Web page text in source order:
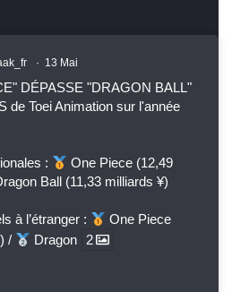
· 13 Mai
DÉPASSE "DRAGON BALL"
de Toei Animation sur l'année
:
One Piece (12,49
Ball (11,33 milliards ¥)
à l’étranger :
One Piece
/
Dragon 2